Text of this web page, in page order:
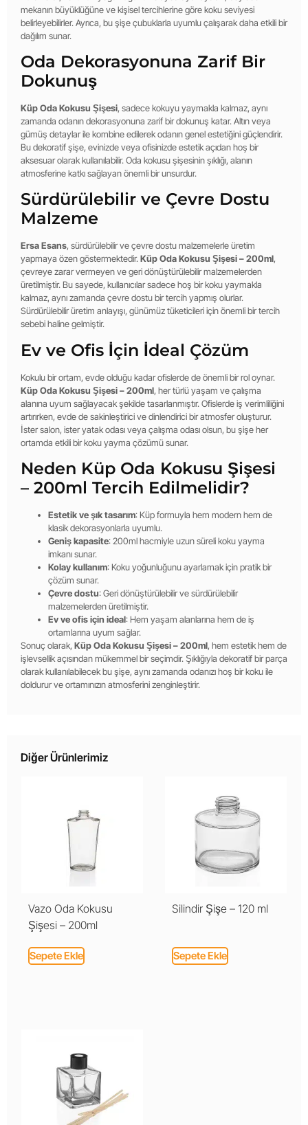
mekanın büyüklüğüne ve kişisel tercihlerine göre koku seviyesi
belirleyebilirler. Ayrıca, bu şişe çubuklarla uyumlu çalışarak daha etkili bir
dağılım sunar.
Oda Dekorasyonuna Zarif Bir
Dokunuş
Küp Oda Kokusu Şişesi, sadece kokuyu yaymakla kalmaz, aynı
zamanda odanın dekorasyonuna zarif bir dokunuş katar. Altın veya
gümüş detaylar ile kombine edilerek odanın genel estetiğini güçlendirir.
Bu dekoratif şişe, evinizde veya ofisinizde estetik açıdan hoş bir
aksesuar olarak kullanılabilir. Oda kokusu şişesinin şıklığı, alanın
atmosferine katkı sağlayan önemli bir unsurdur.
Sürdürülebilir ve Çevre Dostu
Malzeme
Ersa Esans, sürdürülebilir ve çevre dostu malzemelerle üretim
yapmaya özen göstermektedir.Küp Oda Kokusu Şişesi – 200ml,
çevreye zarar vermeyen ve geri dönüştürülebilir malzemelerden
üretilmiştir. Bu sayede, kullanıcılar sadece hoş bir koku yaymakla
kalmaz, aynı zamanda çevre dostu bir tercih yapmış olurlar.
Sürdürülebilir üretim anlayışı, günümüz tüketicileri için önemli bir tercih
sebebi haline gelmiştir.
Ev ve Ofis İçin İdeal Çözüm
Kokulu bir ortam, evde olduğu kadar ofislerde de önemli bir rol oynar.
Küp Oda Kokusu Şişesi – 200ml, her türlü yaşam ve çalışma
alanına uyum sağlayacak şekilde tasarlanmıştır. Ofislerde iş verimliliğini
artırırken, evde de sakinleştirici ve dinlendirici bir atmosfer oluşturur.
İster salon, ister yatak odası veya çalışma odası olsun, bu şişe her
ortamda etkili bir koku yayma çözümü sunar.
Neden Küp Oda Kokusu Şişesi
– 200ml Tercih Edilmelidir?
Estetik ve şık tasarım: Küp formuyla hem modern hem de
klasik dekorasyonlarla uyumlu.
Geniş kapasite: 200ml hacmiyle uzun süreli koku yayma
imkanı sunar.
Kolay kullanım: Koku yoğunluğunu ayarlamak için pratik bir
çözüm sunar.
Çevre dostu: Geri dönüştürülebilir ve sürdürülebilir
malzemelerden üretilmiştir.
Ev ve ofis için ideal: Hem yaşam alanlarına hem de iş
ortamlarına uyum sağlar.
Sonuç olarak, Küp Oda Kokusu Şişesi – 200ml, hem estetik hem de
işlevsellik açısından mükemmel bir seçimdir. Şıklığıyla dekoratif bir parça
olarak kullanılabilecek bu şişe, aynı zamanda odanızı hoş bir koku ile
doldurur ve ortamınızın atmosferini zenginleştirir.
Diğer Ürünlerimiz
Vazo Oda Kokusu
Şişesi – 200ml
Sepete Ekle
Silindir Şişe – 120 ml
Sepete Ekle